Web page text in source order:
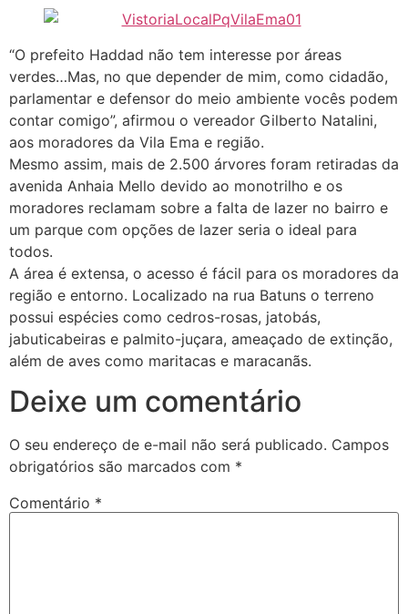
“O prefeito Haddad não tem interesse por áreas
verdes…Mas, no que depender de mim, como cidadão,
parlamentar e defensor do meio ambiente vocês podem
contar comigo”, afirmou o vereador Gilberto Natalini,
aos moradores da Vila Ema e região.
Mesmo assim, mais de 2.500 árvores foram retiradas da
avenida Anhaia Mello devido ao monotrilho e os
moradores reclamam sobre a falta de lazer no bairro e
um parque com opções de lazer seria o ideal para
todos.
A área é extensa, o acesso é fácil para os moradores da
região e entorno. Localizado na rua Batuns o terreno
possui espécies como cedros-rosas, jatobás,
jabuticabeiras e palmito-juçara, ameaçado de extinção,
além de aves como maritacas e maracanãs.
Deixe um comentário
O seu endereço de e-mail não será publicado. Campos
obrigatórios são marcados com *
Comentário *